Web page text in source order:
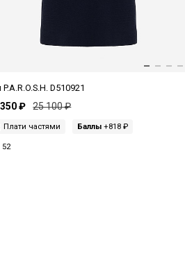
P.A.R.O.S.H. D510921
₽ 25 100 ₽
Плати частями Баллы +818 ₽
52